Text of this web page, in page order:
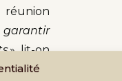
garantir
», lit-on